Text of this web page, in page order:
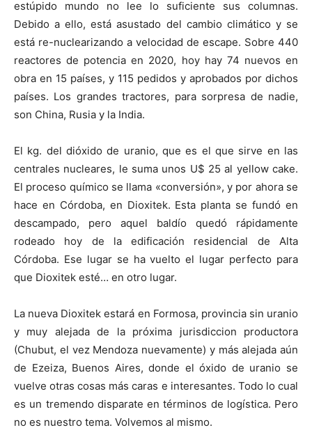
estúpido mundo no lee lo suficiente sus columnas.
Debido a ello, está asustado del cambio climático y se
está re-nuclearizando a velocidad de escape. Sobre 440
reactores de potencia en 2020, hoy hay 74 nuevos en
obra en 15 países, y 115 pedidos y aprobados por dichos
países. Los grandes tractores, para sorpresa de nadie,
son China, Rusia y la India.
El kg. del dióxido de uranio, que es el que sirve en las
centrales nucleares, le suma unos U$ 25 al yellow cake.
El proceso químico se llama «conversión», y por ahora se
hace en Córdoba, en Dioxitek. Esta planta se fundó en
descampado, pero aquel baldío quedó rápidamente
rodeado hoy de la edificación residencial de Alta
Córdoba. Ese lugar se ha vuelto el lugar perfecto para
que Dioxitek esté… en otro lugar.
La nueva Dioxitek estará en Formosa, provincia sin uranio
y muy alejada de la próxima jurisdiccion productora
(Chubut, el vez Mendoza nuevamente) y más alejada aún
de Ezeiza, Buenos Aires, donde el óxido de uranio se
vuelve otras cosas más caras e interesantes. Todo lo cual
es un tremendo disparate en términos de logística. Pero
no es nuestro tema. Volvemos al mismo.